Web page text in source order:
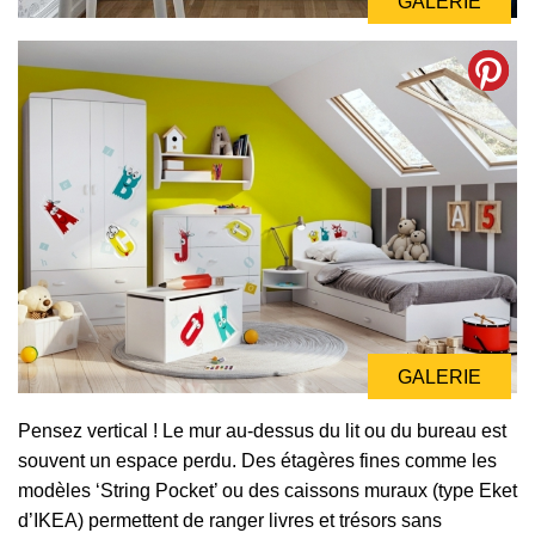
GALERIE
GALERIE
Pensez vertical ! Le mur au-dessus du lit ou du bureau est
souvent un espace perdu. Des étagères fines comme les
modèles ‘String Pocket’ ou des caissons muraux (type Eket
d’IKEA) permettent de ranger livres et trésors sans